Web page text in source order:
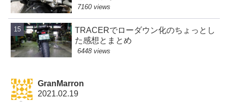
7160 views
TRACERでローダウン化のちょっとし
た感想とまとめ
6448 views
GranMarron
2021.02.19